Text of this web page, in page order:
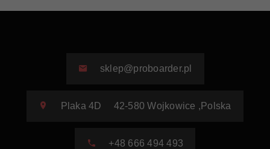
sklep@proboarder.pl
Plaka 4D 42-580 Wojkowice , Polska
+48 666 494 493